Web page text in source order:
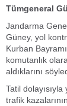
Tümgeneral
Jandarma
Güney, yol
Kurban
komutanlık
aldıklarını
Tatil
trafik